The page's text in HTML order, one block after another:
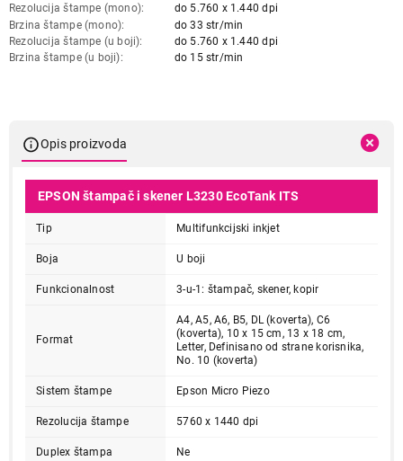
Rezolucija štampe (mono)
do 5.760 x 1.440 dpi
Brzina štampe (mono)
do 33 str/min
Rezolucija štampe (u boji)
do 5.760 x 1.440 dpi
Brzina štampe (u boji)
do 15 str/min
Opis proizvoda
EPSON štampač i skener L3230 EcoTank ITS
Tip Multifunkcijski inkjet
Boja U boji
Funkcionalnost 3-u-1: štampač, skener, kopir
Format
A4, A5, A6, B5, DL (koverta), C6
(koverta), 10 x 15 cm, 13 x 18 cm,
Letter, Definisano od strane korisnika,
No. 10 (koverta)
Sistem štampe Epson Micro Piezo
Rezolucija štampe 5760 x 1440 dpi
Duplex štampa Ne